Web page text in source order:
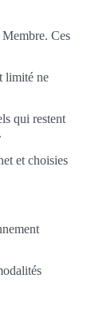
Ces
limité ne
qui restent
et choisies